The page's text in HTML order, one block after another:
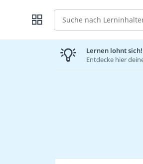
Suche
Lernen lohnt sich!
Entdecke hier